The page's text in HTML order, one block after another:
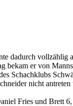
dadurch
bekam er von
Schachklubs
nicht
Fries und Brett